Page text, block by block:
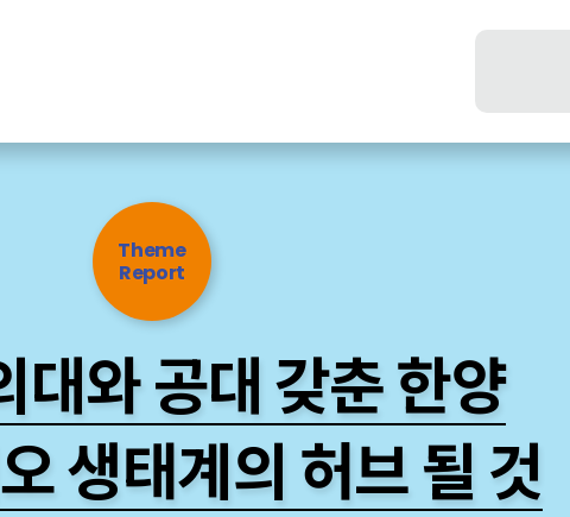
Theme
Report
대와 공대 갖춘 한양
생태계의 허브 될 것